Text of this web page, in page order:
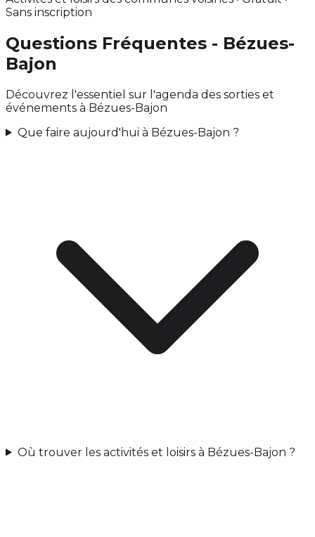
Sans inscription
Questions Fréquentes - Bézues-
Bajon
Découvrez l'essentiel sur l'agenda des sorties et
événements à Bézues-Bajon
Que faire aujourd'hui à Bézues-Bajon ?
Où trouver les activités et loisirs à Bézues-Bajon ?